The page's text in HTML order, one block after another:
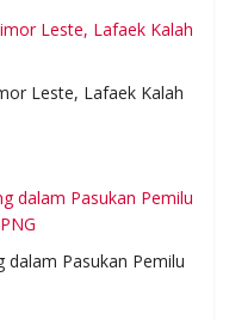
Leste, Lafaek Kalah
Pasukan Pemilu